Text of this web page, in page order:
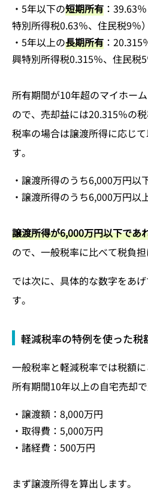
・5年以下の短期所有 ：39.63
特別所得税0.63％、住民税9％）
・5年以上の長期所有 ：
興特別所得税0.315％、住民税5
所有期間が10年超のマイホー
ので、売却益には20.315％の
税率の場合は譲渡所得に応じ
す。
・譲渡所得のうち6,000万円以
・譲渡所得のうち6,000万円以
譲渡所得が6,000万円以下であ
ので、一般税率に比べて税負担
では次に、具体的な数字をあ
す。
軽減税率の特例を使った税
一般税率と軽減税率では税額に
所有期間10年以上の自宅売却で
・譲渡額：8,000万円
・取得費：5,000万円
・諸経費：500万円
まず譲渡所得を算出します。